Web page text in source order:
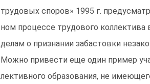
трудовых споров» 1995 г.
ном процессе трудового
делам о признании забастовки
Можно привести еще один пример
лективного образования, не